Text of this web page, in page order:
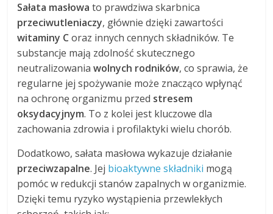
Sałata masłowa to prawdziwa skarbnica
przeciwutleniaczy, głównie dzięki zawartości
witaminy Coraz innych cennych składników. Te
substancje mają zdolność skutecznego
neutralizowaniawolnych rodników, co sprawia, że
regularne jej spożywanie może znacząco wpłynąć
na ochronę organizmu przed stresem
oksydacyjnym. To z kolei jest kluczowe dla
zachowania zdrowia i profilaktyki wielu chorób.
Dodatkowo, sałata masłowa wykazuje działanie
przeciwzapalne. Jej bioaktywne składniki mogą
pomóc w redukcji stanów zapalnych w organizmie.
Dzięki temu ryzyko wystąpienia przewlekłych